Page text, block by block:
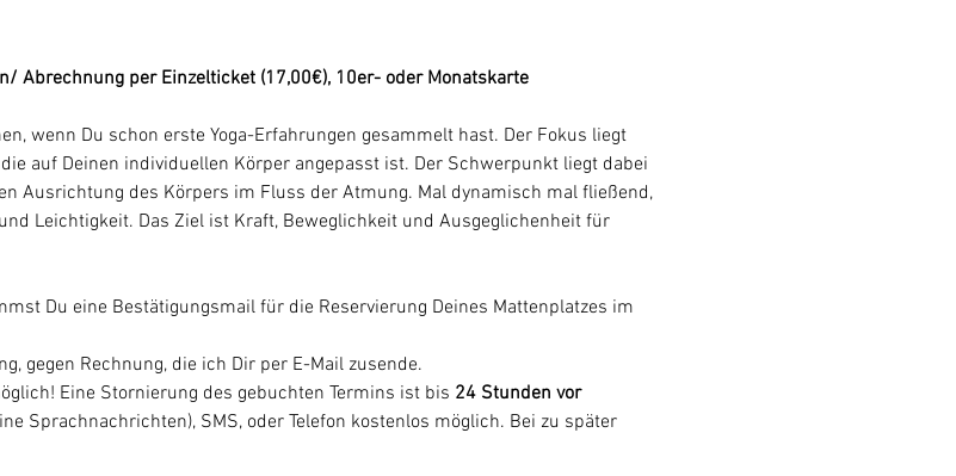
Abrechnung per Einzelticket (17,00€), 10er- oder Monatskarte
wenn Du schon erste Yoga-Erfahrungen gesammelt hast. Der Fokus liegt
auf Deinen individuellen Körper angepasst ist. Der Schwerpunkt liegt dabei
Ausrichtung des Körpers im Fluss der Atmung. Mal dynamisch mal fließend,
Leichtigkeit. Das Ziel ist Kraft, Beweglichkeit und Ausgeglichenheit für
Du eine Bestätigungsmail für die Reservierung Deines Mattenplatzes im
gegen Rechnung, die ich Dir per E-Mail zusende.
Eine Stornierung des gebuchten Termins ist bis 24 Stunden vor
Sprachnachrichten), SMS, oder Telefon kostenlos möglich. Bei zu später